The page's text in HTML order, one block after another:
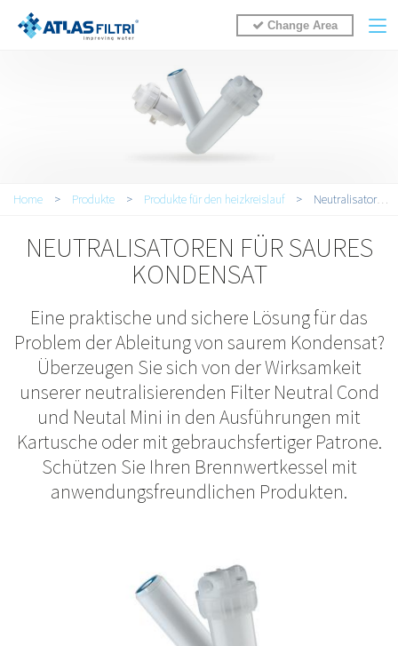
Change Area
You are here
Home > Produkte > Produkte für den heizkreislauf > Neutralisatoren Für Saures Kondensat
NEUTRALISATOREN FÜR SAURES
KONDENSAT
Eine praktische und sichere Lösung für das
Problem der Ableitung von saurem Kondensat?
Überzeugen Sie sich von der Wirksamkeit
unserer neutralisierenden Filter Neutral Cond
und Neutal Mini in den Ausführungen mit
Kartusche oder mit gebrauchsfertiger Patrone.
Schützen Sie Ihren Brennwertkessel mit
anwendungsfreundlichen Produkten.